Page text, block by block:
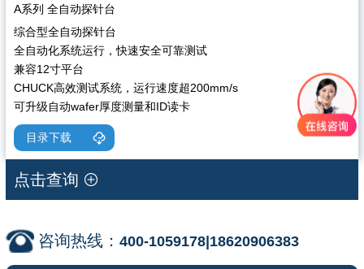
A系列 全自动探针台
综合型全自动探针台
全自动化系统运行，快速安全可靠测试
兼容12寸平台
CHUCK高效测试系统，运行速度超200mm/s
可升级自动wafer厚度测量和ID读卡
目录下载
点击查询
咨询热线： 400-1059178|18620906383